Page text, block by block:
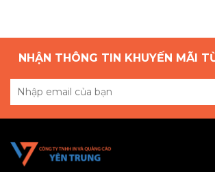
NHẬN THÔNG TIN KHUYẾN MÃI